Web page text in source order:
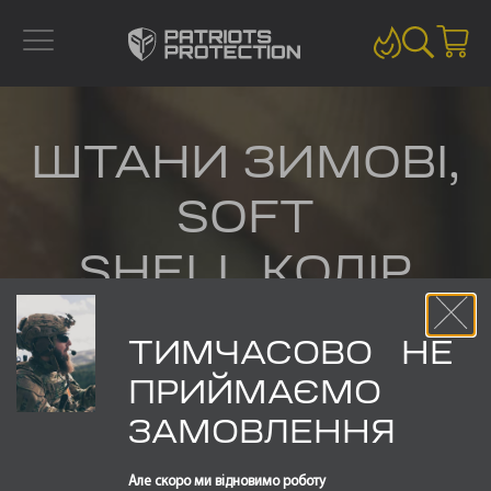
ШТАНИ ЗИМОВІ,
SOFT
SHELL,КОЛІР
МУЛЬТИКАМ
ТИМЧАСОВО НЕ
ПРИЙМАЄМО
ЗАМОВЛЕННЯ
Але скоро ми відновимо роботу